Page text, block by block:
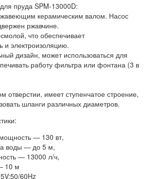
пруда SPM-13000D:
керамическим валом. Насос
ржавчине.
что обеспечивает
и электроизоляцию.
дизайн, может использоваться для
работу фильтра или фонтана (3 в
отверстии, имеет ступенчатое строение,
шланги различных диаметров.
— 130 вт,
воды — до 5 м,
— 13000 л/ч,
10 м
60Hz